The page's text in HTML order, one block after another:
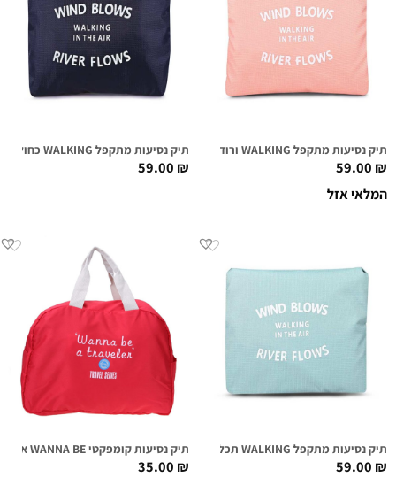
תיק נסיעות מתקפל WALKING ורוד
59.00₪
המלאי אזל
תיק נסיעות מתקפל WALKING כחול ניווי
59.00₪
תיק נסיעות מתקפל WALKING תכלת
59.00₪
תיק נסיעות קומפקטי WANNA BE אדום
35.00₪